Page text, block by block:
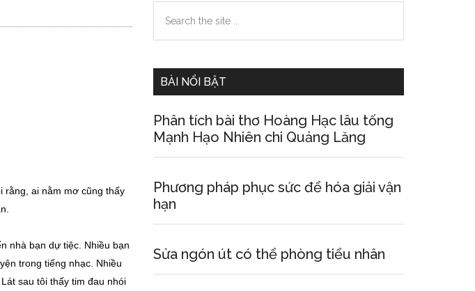
rằng, ai nằm mơ cũng thấy
nhà bạn dự tiệc. Nhiều bạn
trong tiếng nhạc. Nhiều
sau tôi thấy tim đau nhói
Primary
Sidebar
the
BÀI NỔI BẬT
Phân tích bài thơ Hoàng Hạc lâu tống
Mạnh Hạo Nhiên chi Quảng Lăng
Phương pháp phục sức để hóa giải vận
hạn
Sửa ngón út có thể phòng tiểu nhân